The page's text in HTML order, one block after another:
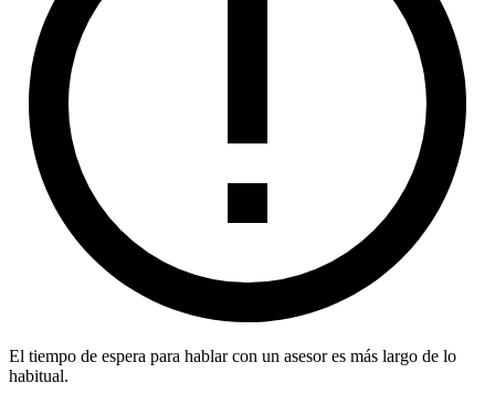
El tiempo de espera para hablar con un asesor es más largo de lo
habitual.